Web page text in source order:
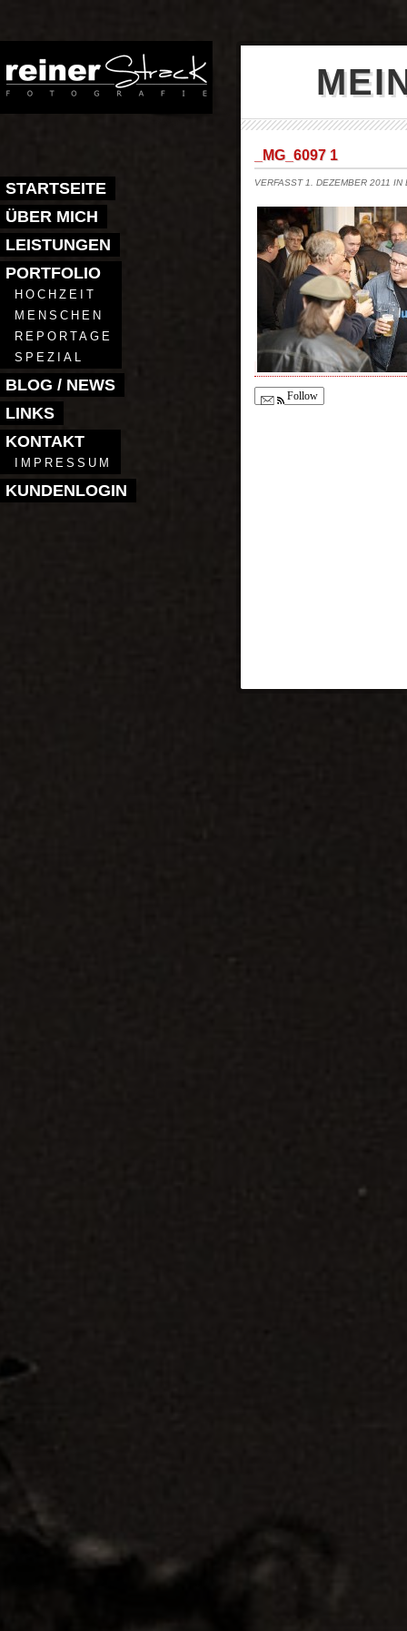
STARTSEITE
ÜBER MICH
LEISTUNGEN
PORTFOLIO
HOCHZEIT
MENSCHEN
REPORTAGE
SPEZIAL
BLOG / NEWS
LINKS
KONTAKT
IMPRESSUM
KUNDENLOGIN
_MG_6097 1
VERFASST 1. DEZEMBER 2011
Follow